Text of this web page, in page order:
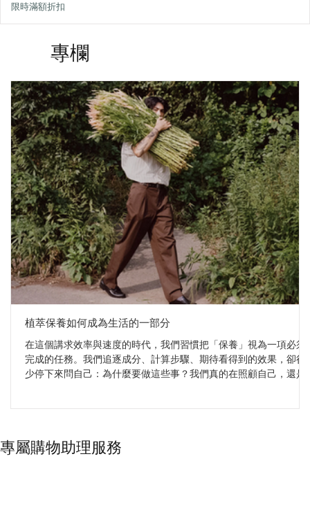
專欄
限時滿額折扣
植萃保養如何成為生活的一部分
在這個講求效率與速度的時代，我們習慣把「保養」視為一項必須
完成的任務。我們追逐成分、計算步驟、期待看得到的效果，卻很
少停下來問自己：為什麼要做這些事？我們真的在照顧自己，還是
把保養從「要做的事」，慢慢轉化為「想做的事」——一種帶著溫
專屬購物助理服務